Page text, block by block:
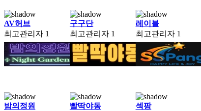
AV허브
최고관리자 1
구구단
최고관리자 1
레이블
최고관리자 1
밤의정원
빨딱야동
섹팡